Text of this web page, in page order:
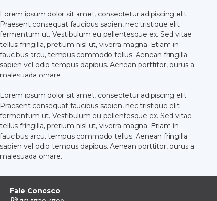
Lorem ipsum dolor sit amet, consectetur adipiscing elit.
Praesent consequat faucibus sapien, nec tristique elit
fermentum ut. Vestibulum eu pellentesque ex. Sed vitae
tellus fringilla, pretium nisl ut, viverra magna. Etiam in
faucibus arcu, tempus commodo tellus. Aenean fringilla
sapien vel odio tempus dapibus. Aenean porttitor, purus a
malesuada ornare.
Lorem ipsum dolor sit amet, consectetur adipiscing elit.
Praesent consequat faucibus sapien, nec tristique elit
fermentum ut. Vestibulum eu pellentesque ex. Sed vitae
tellus fringilla, pretium nisl ut, viverra magna. Etiam in
faucibus arcu, tempus commodo tellus. Aenean fringilla
sapien vel odio tempus dapibus. Aenean porttitor, purus a
malesuada ornare.
Fale Conosco